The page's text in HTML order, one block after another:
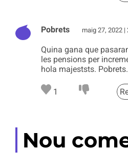
Pobrets maig 27, 2022 |
Quina gana que
les pensions per
hola majeststs. Pobrets.
1
Nou